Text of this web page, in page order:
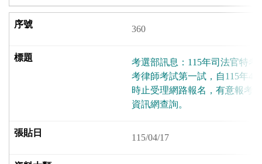
360
考選部訊息：115年司法官特考
考律師考試第一試，自115年4
時止受理網路報名，有意報考
資訊網查詢。
115/04/17